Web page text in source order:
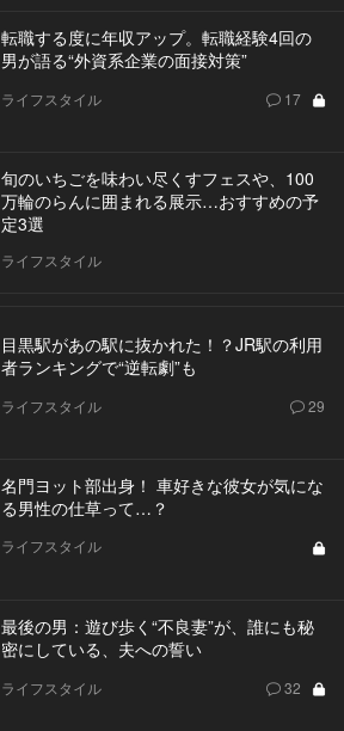
転職する度に年収アップ。転職経験4回の
男が語る“外資系企業の面接対策”
ライフスタイル 17
旬のいちごを味わい尽くすフェスや、100
万輪のらんに囲まれる展示…おすすめの予
定3選
ライフスタイル
目黒駅があの駅に抜かれた！？JR駅の利用
者ランキングで“逆転劇”も
ライフスタイル 29
名門ヨット部出身！ 車好きな彼女が気にな
る男性の仕草って…？
ライフスタイル
最後の男：遊び歩く“不良妻”が、誰にも秘
密にしている、夫への誓い
ライフスタイル 32